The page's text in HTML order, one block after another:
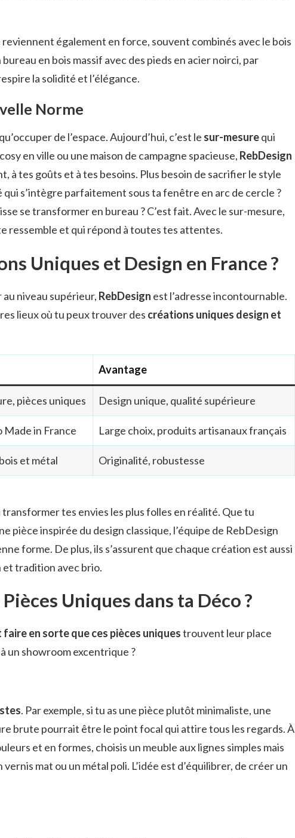
également en force, souvent combinés avec le bois
en bois massif avec des pieds en acier noirci, par
la solidité et l’élégance.
Norme
de l’espace. Aujourd’hui, c’est le sur-mesurequi
en ville ou une maison de campagne spacieuse, RebDesign
à tes goûts et à tes besoins. Plus besoin de sacrifier le style
s’intègre parfaitement sous ta fenêtre en arc de cercle ?
se transformer en bureau ? C’est fait. Avec le sur-mesure,
ressemble et qui répond à toutes tes attentes.
Uniques et Design en France ?
niveau supérieur, RebDesign est l’adresse incontournable.
lieux où tu peux trouver des créations uniques design et
Avantage
pièces uniques Design unique, qualité supérieure
in France Large choix, produits artisanaux français
et métal Originalité, robustesse
transformer tes envies les plus folles en réalité. Que tu
pièce inspirée du design classique, l’équipe de RebDesign
forme. De plus, ils s’assurent que chaque création est aussi
tradition avec brio.
Uniques dans ta Déco ?
faire en sorte que ces pièces uniquestrouvent leur place
un showroom excentrique ?
. Par exemple, si tu as une pièce plutôt minimaliste, une
brute pourrait être le point focal qui attire tous les regards. À
et en formes, choisis un meuble aux lignes simples mais
mat ou un métal poli. L’idée est d’équilibrer, de créer un